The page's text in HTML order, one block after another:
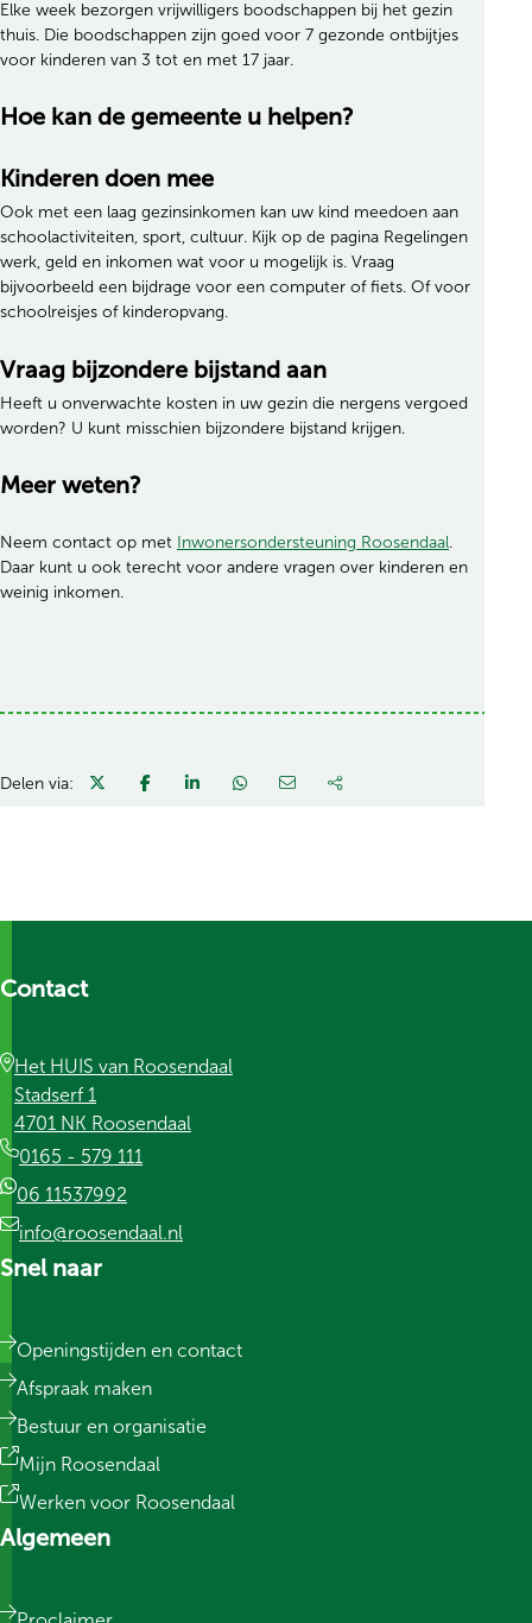
Elke week bezorgen vrijwilligers boodschappen bij het gezin
thuis. Die boodschappen zijn goed voor 7 gezonde ontbijtjes
voor kinderen van 3 tot en met 17 jaar.
Hoe kan de gemeente u helpen?
Kinderen doen mee
Ook met een laag gezinsinkomen kan uw kind meedoen aan
schoolactiviteiten, sport, cultuur. Kijk op de pagina Regelingen
werk, geld en inkomen wat voor u mogelijk is. Vraag
bijvoorbeeld een bijdrage voor een computer of fiets. Of voor
schoolreisjes of kinderopvang.
Vraag bijzondere bijstand aan
Heeft u onverwachte kosten in uw gezin die nergens vergoed
worden? U kunt misschien bijzondere bijstand krijgen.
Meer weten?
Neem contact op met Inwonersondersteuning Roosendaal.
Daar kunt u ook terecht voor andere vragen over kinderen en
weinig inkomen.
Delen via:
Contact
Het HUIS van Roosendaal
Stadserf 1
4701 NK Roosendaal
0165 - 579 111
06 11537992
info@roosendaal.nl
Snel naar
Openingstijden en contact
Afspraak maken
Bestuur en organisatie
Mijn Roosendaal
Werken voor Roosendaal
Algemeen